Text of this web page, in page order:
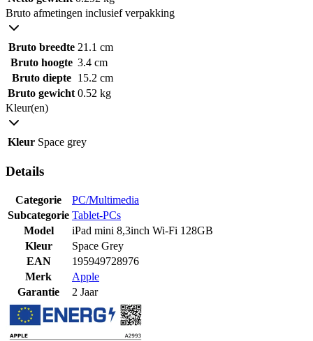
Bruto afmetingen inclusief verpakking
Bruto breedte 21.1 cm
Bruto hoogte 3.4 cm
Bruto diepte
15.2 cm
Bruto gewicht 0.52 kg
Kleur(en)
Kleur Space grey
Details
Categorie
PC/Multimedia
Subcategorie Tablet-PCs
Model
iPad mini 8,3inch Wi-Fi 128GB
Kleur
Space Grey
EAN
195949728976
Merk
Apple
Garantie
2 Jaar